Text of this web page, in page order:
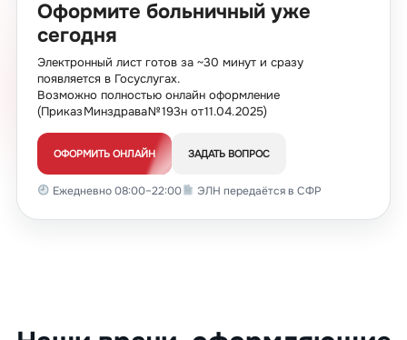
Оформите больничный уже
сегодня
Электронный лист готов за ~30 минут и сразу
появляется в Госуслугах.
Возможно полностью онлайн оформление
(Приказ Минздрава № 193н от 11.04.2025)
ОФОРМИТЬ ОНЛАЙН ЗАДАТЬ ВОПРОС
Ежедневно 08:00–22:00 ЭЛН передаётся в СФР